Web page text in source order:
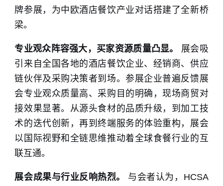
牌参展，为中欧酒店餐饮产业对话搭建了全新桥
梁。
专业观众阵容强大，买家资源质量凸显。
展会吸
引来自全国各地的酒店餐饮企业、经销商、供应
链伙伴及采购决策者到场。参展企业普遍反馈展
会专业观众质量高、采购目的明确，现场商贸对
接效果显著。从源头食材的品质升级，到加工技
术的迭代创新，再到终端服务的体验重构，展会
以国际视野和全链思维推动着全球食餐行业的互
联互通。
展会成果与行业反响热烈。
与会者认为，HCSA